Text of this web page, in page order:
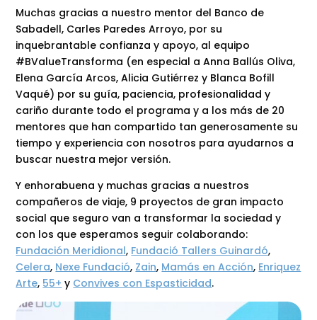
Muchas gracias a nuestro mentor del Banco de
Sabadell, Carles Paredes Arroyo, por su
inquebrantable confianza y apoyo, al equipo
#BValueTransforma (en especial a Anna Ballús Oliva,
Elena García Arcos, Alicia Gutiérrez y Blanca Bofill
Vaqué) por su guía, paciencia, profesionalidad y
cariño durante todo el programa y a los más de 20
mentores que han compartido tan generosamente su
tiempo y experiencia con nosotros para ayudarnos a
buscar nuestra mejor versión.
Y enhorabuena y muchas gracias a nuestros
compañeros de viaje, 9 proyectos de gran impacto
social que seguro van a transformar la sociedad y
con los que esperamos seguir colaborando:
Fundación Meridional, Fundació Tallers Guinardó,
Celera, Nexe Fundació, Zain, Mamás en Acción, Enriquez
Arte, 55+ y Convives con Espasticidad.